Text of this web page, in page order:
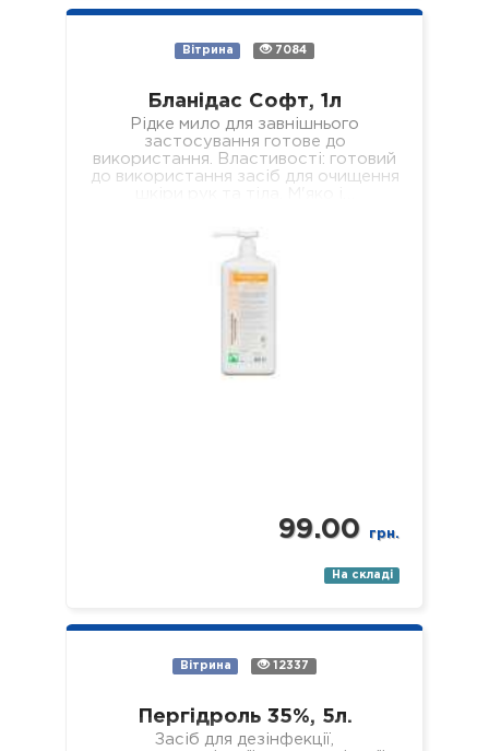
Вітрина 7084
Бланідас Софт, 1л
Рідке мило для завнішнього
застосування готове до
використання. Властивості: готовий
до використання засіб для очищення
99.00 грн.
На складі
Вітрина 12337
Пергідроль 35%, 5л.
Засіб для дезінфекції,